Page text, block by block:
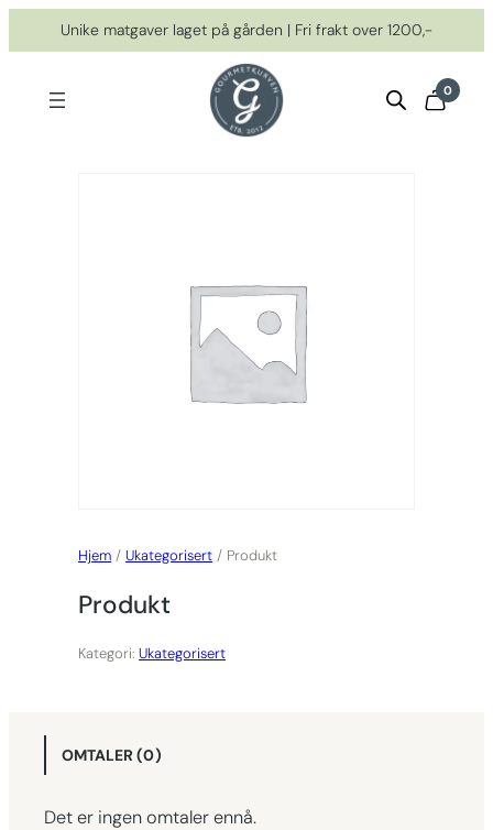
til
Unike matgaver laget på gården | Fri frakt over 1200,-
0
Hjem /Ukategorisert / Produkt
Produkt
Kategori:Ukategorisert
OMTALER (0)
Det er ingen omtaler ennå.